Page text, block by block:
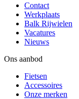
Contact
Werkplaats
Balk Rijwielen
Vacatures
Nieuws
Ons aanbod
Fietsen
Accessoires
Onze merken